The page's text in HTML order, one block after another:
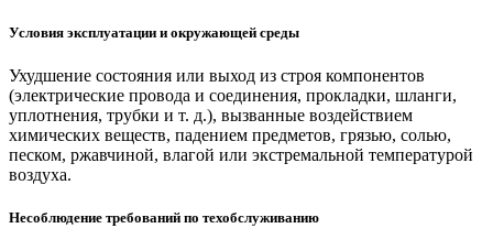
Условия эксплуатации и окружающей среды
Ухудшение состояния или выход из строя компонентов
(электрические провода и соединения, прокладки, шланги,
уплотнения, трубки и т. д.), вызванные воздействием
химических веществ, падением предметов, грязью, солью,
песком, ржавчиной, влагой или экстремальной температурой
воздуха.
Несоблюдение требований по техобслуживанию